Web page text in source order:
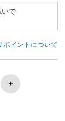
いで
ポイントについて